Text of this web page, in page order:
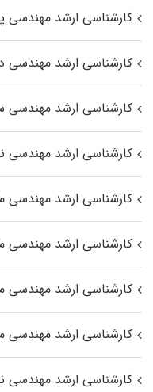
کارشناسی ارشد مهندسی
کارشناسی ارشد مهندسی
کارشناسی ارشد مهندسی
کارشناسی ارشد
کارشناسی ارشد مهندسی
کارشناسی ارشد مهندسی
کارشناسی ارشد مهندسی
کارشناسی ارشد مهندسی
کارشناسی ارشد مهندسی